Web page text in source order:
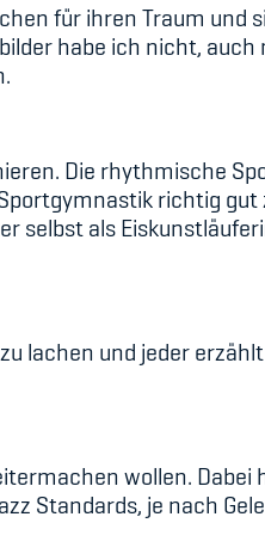
für ihren Traum und
habe ich nicht,
Die rhythmische
richtig gut
selbst als
lachen und jeder
wollen.
Standards, je nach